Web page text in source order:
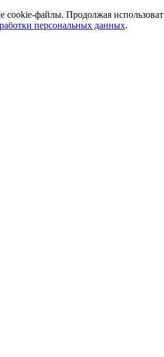
cookie-файлы. Продолжая
персональных данных.